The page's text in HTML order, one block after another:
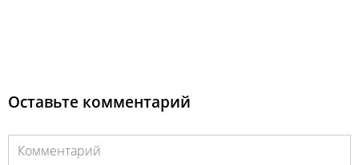
Оставьте комментарий